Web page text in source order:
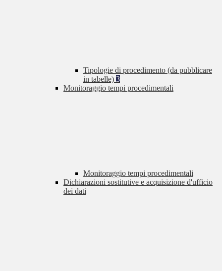
Tipologie di procedimento (da pubblicare
in tabelle) 3
Monitoraggio tempi procedimentali
Monitoraggio tempi procedimentali
Dichiarazioni sostitutive e acquisizione d'ufficio
dei dati